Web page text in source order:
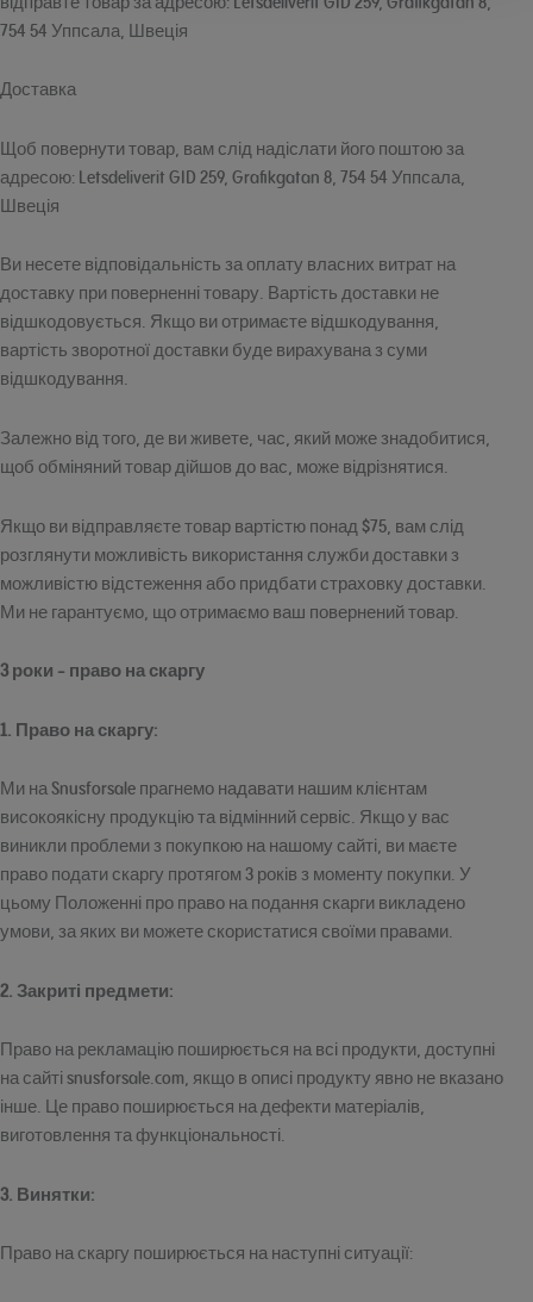
754 54 Уппсала, Швеція
Доставка
Щоб повернути товар, вам слід надіслати його поштою за
адресою: Letsdeliverit GID 259, Grafikgatan 8, 754 54 Уппсала,
Швеція
Ви несете відповідальність за оплату власних витрат на
доставку при поверненні товару. Вартість доставки не
відшкодовується. Якщо ви отримаєте відшкодування,
вартість зворотної доставки буде вирахувана з суми
відшкодування.
Залежно від того, де ви живете, час, який може знадобитися,
щоб обміняний товар дійшов до вас, може відрізнятися.
Якщо ви відправляєте товар вартістю понад $75, вам слід
розглянути можливість використання служби доставки з
можливістю відстеження або придбати страховку доставки.
Ми не гарантуємо, що отримаємо ваш повернений товар.
3 роки - право на скаргу
1. Право на скаргу:
Ми на Snusforsale прагнемо надавати нашим клієнтам
високоякісну продукцію та відмінний сервіс. Якщо у вас
виникли проблеми з покупкою на нашому сайті, ви маєте
право подати скаргу протягом 3 років з моменту покупки. У
цьому Положенні про право на подання скарги викладено
умови, за яких ви можете скористатися своїми правами.
2. Закриті предмети:
Право на рекламацію поширюється на всі продукти, доступні
на сайті snusforsale.com, якщо в описі продукту явно не вказано
інше. Це право поширюється на дефекти матеріалів,
виготовлення та функціональності.
3. Винятки:
Право на скаргу поширюється на наступні ситуації: